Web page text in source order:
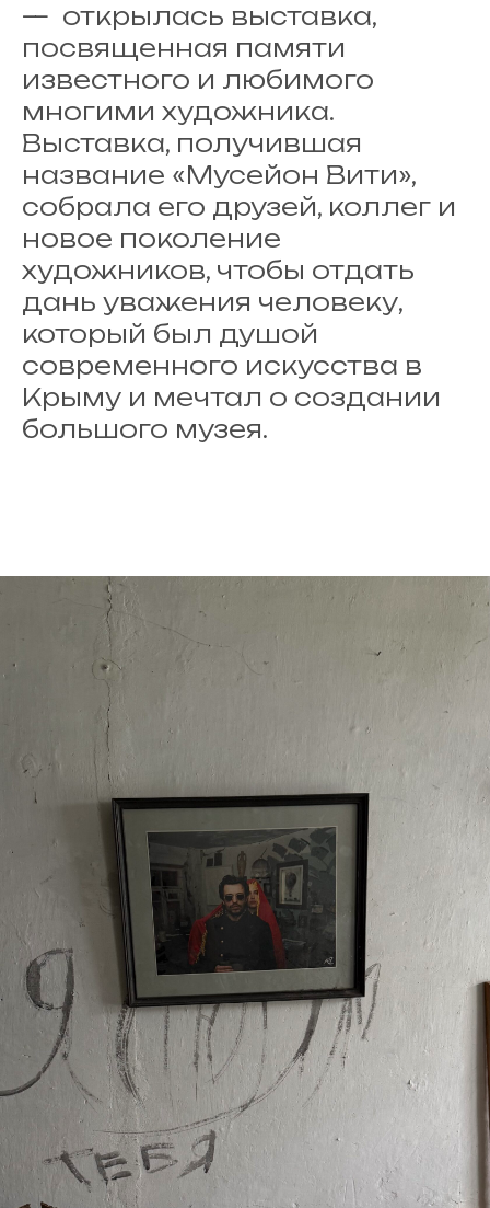
— открылась выставка,
посвященная памяти
известного и любимого
многими художника.
Выставка, получившая
название «Мусейон Вити»,
собрала его друзей, коллег и
новое поколение
художников, чтобы отдать
дань уважения человеку,
который был душой
современного искусства в
Крыму и мечтал о создании
большого музея.